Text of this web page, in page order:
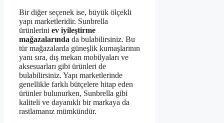
Bir diğer seçenek ise, büyük ölçekli
yapı marketleridir. Sunbrella
ürünlerini ev iyileştirme
mağazalarında da bulabilirsiniz. Bu
tür mağazalarda güneşlik kumaşlarının
yanı sıra, dış mekan mobilyaları ve
aksesuarları gibi ürünleri de
bulabilirsiniz. Yapı marketlerinde
genellikle farklı bütçelere hitap eden
ürünler bulunurken, Sunbrella gibi
kaliteli ve dayanıklı bir markaya da
rastlamanız mümkündür.